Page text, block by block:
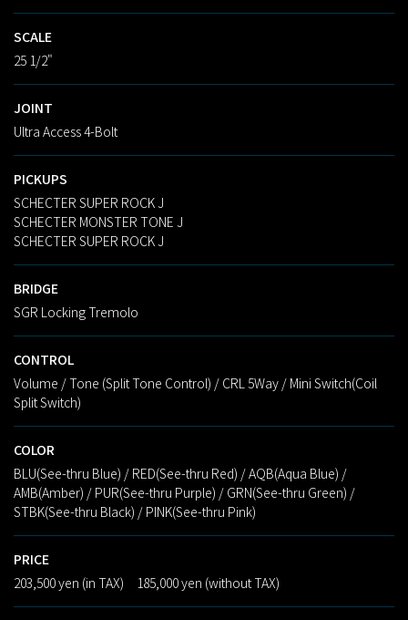
SCALE
25 1/2"
JOINT
Ultra Access 4-Bolt
PICKUPS
SCHECTER SUPER ROCK J
SCHECTER MONSTER TONE J
SCHECTER SUPER ROCK J
BRIDGE
SGR Locking Tremolo
CONTROL
Volume / Tone (Split Tone Control) / CRL 5Way / Mini Switch(Coil
Split Switch)
COLOR
BLU(See-thru Blue) / RED(See-thru Red) / AQB(Aqua Blue) /
AMB(Amber) / PUR(See-thru Purple) / GRN(See-thru Green) /
STBK(See-thru Black) / PINK(See-thru Pink)
PRICE
203,500 yen (in TAX) 185,000 yen (without TAX)